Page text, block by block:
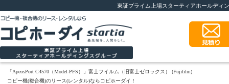
東証プライム上場スターティアホールディ
「ApeosPort C4570（Model-PFS）」富士フイルム（旧富士ゼロックス） (Fujifilm)
コピー機(複合機)のリース(レンタル)ならコピホーダイ！